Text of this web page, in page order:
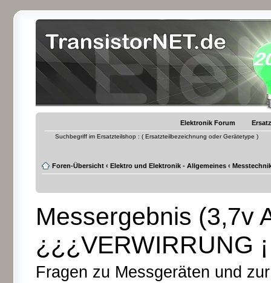
Elektronik Forum
Suchbegriff im Ersatzteilshop : ( Ersatzteilbezeichnung oder Gerätetype )
Foren-Übersicht ‹ Elektro und Elektronik - Allgemeines ‹
Messergebnis (3,7v
¿¿¿VERWIRRUNG
Fragen zu Messgeräten und